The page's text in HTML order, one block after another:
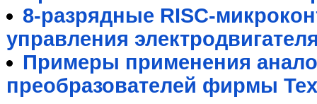
8-разрядные RISC-
управления
Примеры применения
преобразователей фирмы